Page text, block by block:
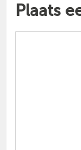
Plaats